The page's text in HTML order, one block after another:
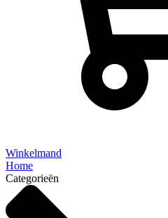
Winkelmand
Home
Categorieën